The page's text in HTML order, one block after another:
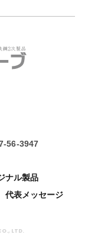
56-3947
ナル製品
代表メッセージ
LTD.